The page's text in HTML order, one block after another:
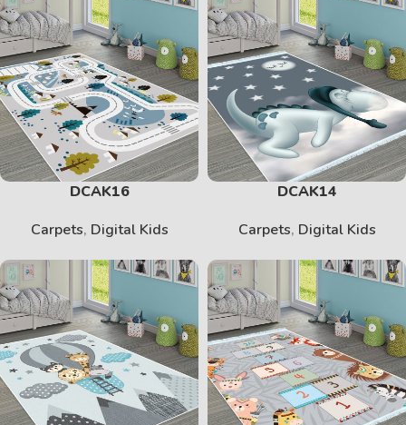
DCAK14
Carpets, Digital Kids
DCAK16
Carpets, Digital Kids